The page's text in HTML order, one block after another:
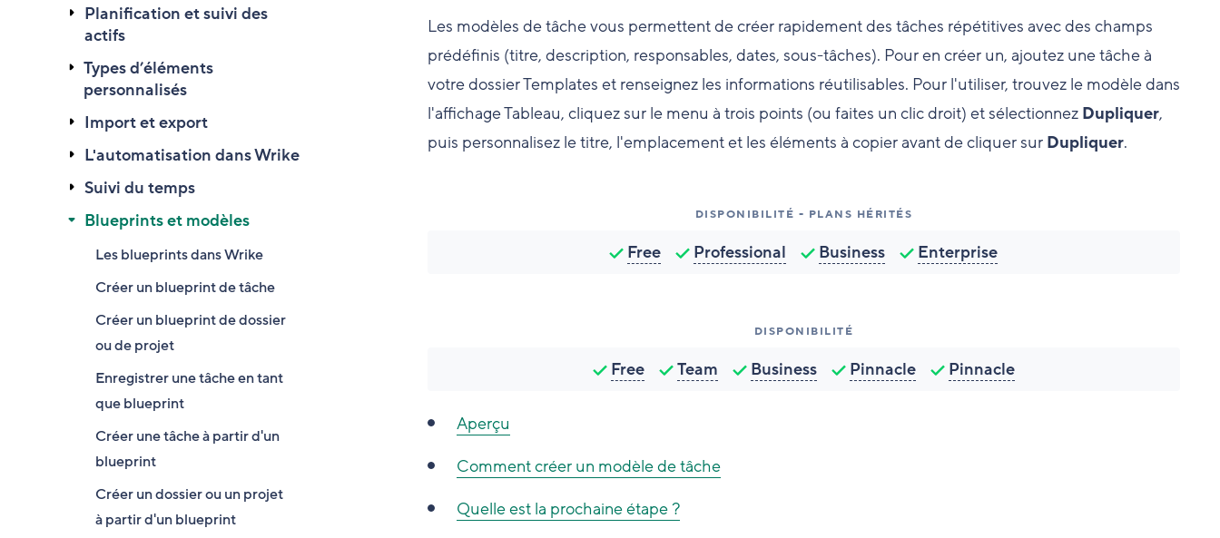
Planification et suivi des
actifs
Types d’éléments
personnalisés
Import et export
L'automatisation dans Wrike
Suivi du temps
Blueprints et modèles
Les blueprints dans Wrike
Créer un blueprint de tâche
Créer un blueprint de dossier
ou de projet
Enregistrer une tâche en tant
que blueprint
Créer une tâche à partir d'un
blueprint
Créer un dossier ou un projet
à partir d'un blueprint
Les modèles de tâche vous permettent de créer rapidement des tâches répétitives avec des champs
prédéfinis (titre, description, responsables, dates, sous-tâches). Pour en créer un, ajoutez une tâche à
votre dossier Templates et renseignez les informations réutilisables. Pour l'utiliser, trouvez le modèle dans
l'affichage Tableau, cliquez sur le menu à trois points (ou faites un clic droit) et sélectionnez Dupliquer,
puis personnalisez le titre, l'emplacement et les éléments à copier avant de cliquer sur Dupliquer.
DISPONIBILITÉ - PLANS HÉRITÉS
Free Professional Business Enterprise
DISPONIBILITÉ
Free Team Business Pinnacle Pinnacle
Aperçu
Comment créer un modèle de tâche
Quelle est la prochaine étape ?